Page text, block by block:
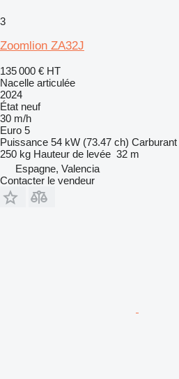
3
Zoomlion ZA32J
135 000 € HT
Nacelle articulée
2024
État neuf
30 m/h
Euro 5
Puissance 54 kW (73.47 ch) Carburant
250 kg Hauteur de levée 32 m
Espagne, Valencia
Contacter le vendeur